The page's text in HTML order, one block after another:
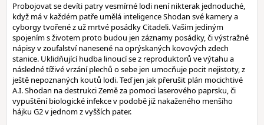
Probojovat se devíti patry vesmírné lodi není nikterak jednoduché,
když má v každém patře umělá inteligence Shodan své kamery a
cyborgy tvořené z už mrtvé posádky Citadeli. Vašim jediným
spojením s životem proto budou jen záznamy posádky, či výstražné
nápisy v zoufalství nanesené na oprýskaných kovových zdech
stanice. Uklidňující hudba linoucí se z reproduktorů ve výtahu a
následné tíživé vrzání plechů o sebe jen umocňuje pocit nejistoty, z
ještě nepoznaných koutů lodi. Teď jen jak přerušit plán mocichtivé
A.I. Shodan na destrukci Země za pomoci laserového paprsku, či
vypuštění biologické infekce v podobě již nakaženého menšího
hájku G2 v jednom z vyšších pater.